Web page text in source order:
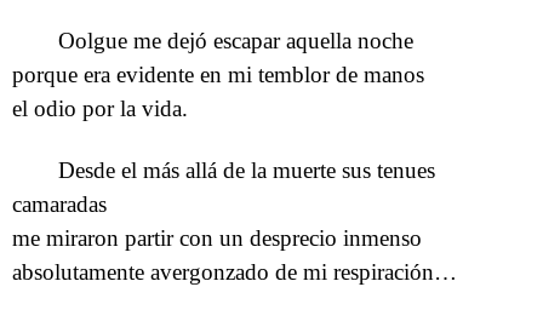
Oolgue me dejó escapar aquella noche
porque era evidente en mi temblor de manos
el odio por la vida.
Desde el más allá de la muerte sus tenues
camaradas
me miraron partir con un desprecio inmenso
absolutamente avergonzado de mi respiración…